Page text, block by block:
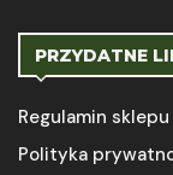
PRZYDATNE
Regulamin sklepu
Polityka